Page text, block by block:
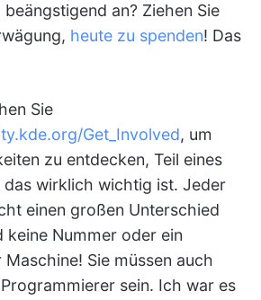
an? Ziehen Sie
heute zu spenden! Das
Sie
Get_Involved, um
zu entdecken, Teil eines
das wirklich wichtig ist. Jeder
einen großen Unterschied
keine Nummer oder ein
Maschine! Sie müssen auch
sein. Ich war es